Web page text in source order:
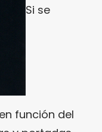
Si se
función del